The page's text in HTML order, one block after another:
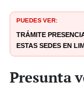
PUEDES VER:
Trámite
estas sedes en
Presunta